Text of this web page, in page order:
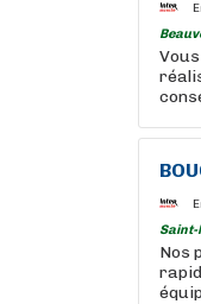
Saint-
Nos